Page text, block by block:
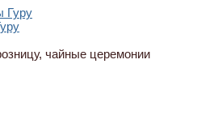
чайные церемонии